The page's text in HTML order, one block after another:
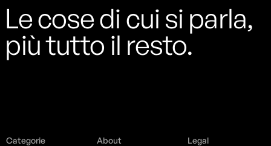
Le cose di cui si parla,
più tutto il resto.
Categorie
About
Legal